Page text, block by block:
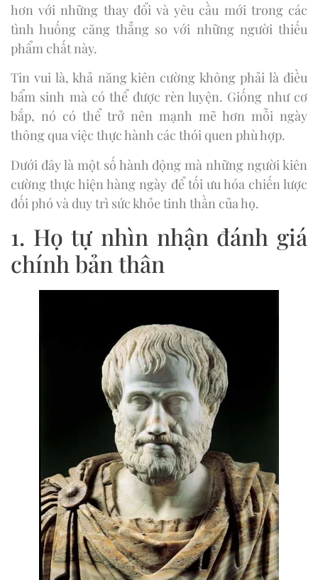
hơn với những thay đổi và yêu cầu mới trong các
tình huống căng thẳng so với những người thiếu
phẩm chất này.
Tin vui là, khả năng kiên cường không phải là điều
bẩm sinh mà có thể được rèn luyện. Giống như cơ
bắp, nó có thể trở nên mạnh mẽ hơn mỗi ngày
thông qua việc thực hành các thói quen phù hợp.
Dưới đây là một số hành động mà những người kiên
cường thực hiện hàng ngày để tối ưu hóa chiến lược
đối phó và duy trì sức khỏe tinh thần của họ.
1. Họ tự nhìn nhận đánh giá
chính bản thân